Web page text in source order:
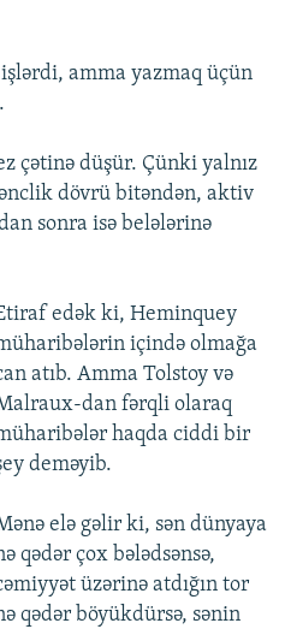
amma yazmaq üçün
çətinə düşür. Çünki yalnız
dövrü bitəndən, aktiv
sonra isə belələrinə
edək ki, Heminquey
içində olmağa
atıb. Amma Tolstoy və
dan fərqli olaraq
haqda ciddi bir
deməyib.
elə gəlir ki, sən dünyaya
qədər çox bələdsənsə,
üzərinə atdığın tor
qədər böyükdürsə, sənin